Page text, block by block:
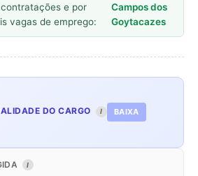
e por
vagas de emprego:
Campos dos
Goytacazes
DO CARGO I BAIXA
I